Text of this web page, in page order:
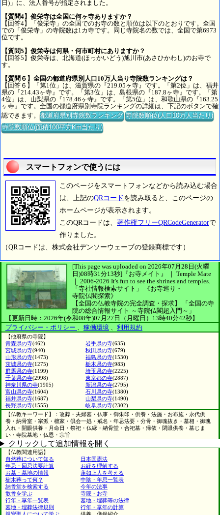
日)」に、法人番号が指定されました。
【質問4】俊栄寺は全国に何ヶ寺ありますか？
【回答4】「俊栄寺」の全国でのお寺の数と順位は以下のとおりです。全国
での「俊栄寺」の寺院数は1カ寺です。同じ寺院名の数では、全国で第6973
位です。
【質問5】俊栄寺は何県・何市町村にありますか？
【回答5】俊栄寺は、北海道(ほっかいどう)旭川市(あさひかわし)のお寺で
す。
【質問６】全国の都道府県別人口10万人当り寺院数ランキングは？
【回答６】「第1位」は、滋賀県の『219.05ヶ寺』です。「第2位」は、福井
県の『214.43ヶ寺』です。「第3位」は、島根県の『187.8ヶ寺』です。「第
4位」は、山梨県の『178.46ヶ寺』です。「第5位」は、和歌山県の『163.25
ヶ寺』です。全国の都道府県別寺院ランキングの詳細は、下記のボタンで確
認できます。都道府県別寺院数ランキング 寺院数順位(人口10万人当たり)
寺院数順位(面積100平方Km当たり)
スマートフォンで使うには
このページをスマートフォンなどから読み込む場合
は、上記のQRコード を読み取ると、このページの
ホームページが表示されます。
このQRコードは、 著作権フリーQRCodeGeneratorで
作りました。
（QRコードは、株式会社デンソーウェーブの登録商標です）
[This page was uploaded on 2026年07月28日(火曜
日)08時31分13秒] 『お寺メイト』 ｜ Temple Mate
｜ 2006-2026 It's fun to see the shrines and temples.
「寺社情報検索サイト」
《お寺巡り・
寺院仏閣探索》
【全国の仏教寺院の完全調査・探求】
「全国の寺
院の総合情報サイト ～寺院仏閣超入門～」
【更新日時：2026年(令和08年)07月27日（月曜日）13時40分42秒】
プライバシー・ポリシー 、 稼働環境 、 利用規約
【他府県の寺院】
青森県の寺(462) 岩手県の寺(635)
宮城県の寺(940) 秋田県の寺(679)
山形県の寺(1473) 福島県の寺(1530)
茨城県の寺(1275) 栃木県の寺(983)
群馬県の寺(1199) 埼玉県の寺(2225)
千葉県の寺(2998) 東京都の寺(2887)
神奈川県の寺(1905) 新潟県の寺(2795)
富山県の寺(1604) 石川県の寺(1380)
福井県の寺(1687) 山梨県の寺(1490)
長野県の寺(1555) 岐阜県の寺(2302)
【仏教キーワード】：改葬・夫婦墓・仏事・御朱印・供養・法施・お布施・永代供
養・納骨室・宗派・檀家・倶会一処・戒名・年忌法要・分骨・御魂抜き・墓相・御魂
入れ・開眼供養・月命日・祭祀・仏縁・納骨堂・合祀墓・帰依・閉眼供養・墓じま
い・寺院墓地・仏恩・宗旨
クリックして追加情報を開く
【仏教関連用語】
自然葬について知る
日本国憲法
年忌・回忌法要計算
お経を理解する
お墓・墓地の情報
蓮如上人を考える
樹木葬って何？
中陰・年忌一覧表
納骨堂を検索する
今年の法事
散骨を学ぶ
寺院・お寺
行年・享年一覧表
墓地・埋葬等の法律
墓地・埋葬法律規則
行年・享年の計算